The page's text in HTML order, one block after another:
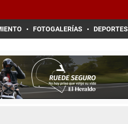
FOTOGALERÍAS DEPORTES